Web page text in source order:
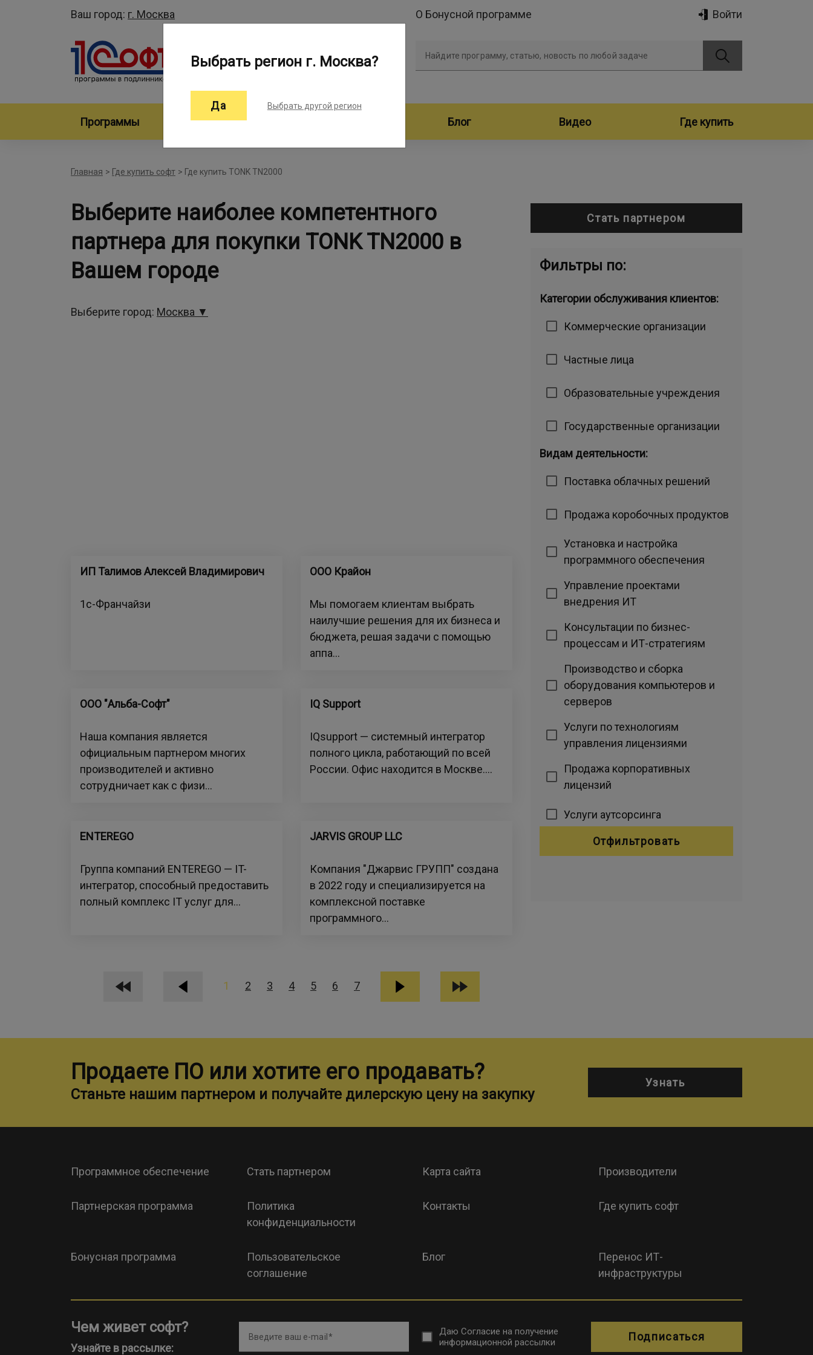
Ваш город: г. Москва Войти
О Бонусной программе
Найдите программу, статью, новость по любой задаче
Программы Производители программ Блог Видео Где купить
Главная > Где купить софт > Где купить TONK TN2000
Выберите наиболее компетентного
партнера для покупки TONK TN2000 в
Вашем городе
Выберите город: Москва ▼
ИП Талимов Алексей Владимирович
1с-Франчайзи
ООО Крайон
Мы помогаем клиентам выбрать
наилучшие решения для их бизнеса и
бюджета, решая задачи с помощью
аппа...
ООО "Альба-Софт"
Наша компания является
официальным партнером многих
производителей и активно
сотрудничает как с физи...
IQ Support
IQsupport — системный интегратор
полного цикла, работающий по всей
России. Офис находится в Москве....
ENTEREGO
Группа компаний ENTEREGO — IT-
интегратор, способный предоставить
полный комплекс IT услуг для...
JARVIS GROUP LLC
Компания "Джарвис ГРУПП" создана
в 2022 году и специализируется на
комплексной поставке
программного...
1 2 3 4 5 6 7
Стать партнером
Фильтры по:
Категории обслуживания клиентов:
Коммерческие организации
Частные лица
Образовательные учреждения
Государственные организации
Видам деятельности:
Поставка облачных решений
Продажа коробочных продуктов
Установка и настройка
программного обеспечения
Управление проектами
внедрения ИТ
Консультации по бизнес-
процессам и ИТ-стратегиям
Производство и сборка
оборудования компьютеров и
серверов
Услуги по технологиям
управления лицензиями
Продажа корпоративных
лицензий
Услуги аутсорсинга
Отфильтровать
Продаете ПО или хотите его продавать?
Станьте нашим партнером и получайте дилерскую цену на закупку
Узнать
Программное обеспечение Стать партнером Карта сайта Производители
Партнерская программа
Политика
конфиденциальности
Контакты Где купить софт
Бонусная программа
Пользовательское
соглашение
Блог
Перенос ИТ-
инфраструктуры
Чем живет софт?
Узнайте в рассылке:
Введите ваш e-mail Даю Согласие на получение
информационной рассылки
Подписаться
Выбрать регион г. Москва?
Да Выбрать другой регион